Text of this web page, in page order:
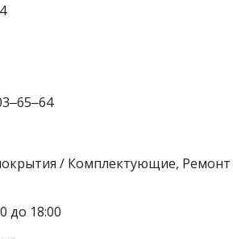
/ Комплектующие, Ремонт
до 18:00